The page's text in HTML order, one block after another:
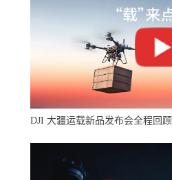
DJI 大疆运载新品发布会全程回顾